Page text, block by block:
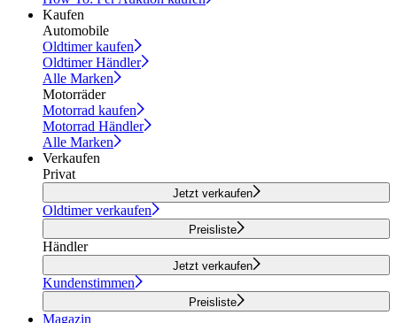
Kaufen
Automobile
Oldtimer kaufen
Oldtimer Händler
Alle Marken
Motorräder
Motorrad kaufen
Motorrad Händler
Alle Marken
Verkaufen
Privat
Jetzt verkaufen
Oldtimer verkaufen
Preisliste
Händler
Jetzt verkaufen
Kundenstimmen
Preisliste
Magazin